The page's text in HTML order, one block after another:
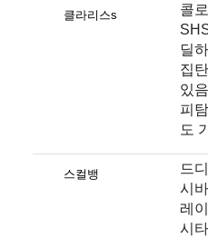
클라리스s
콜
딜
집
있
피
도
스컬뱅
드
시
레
시